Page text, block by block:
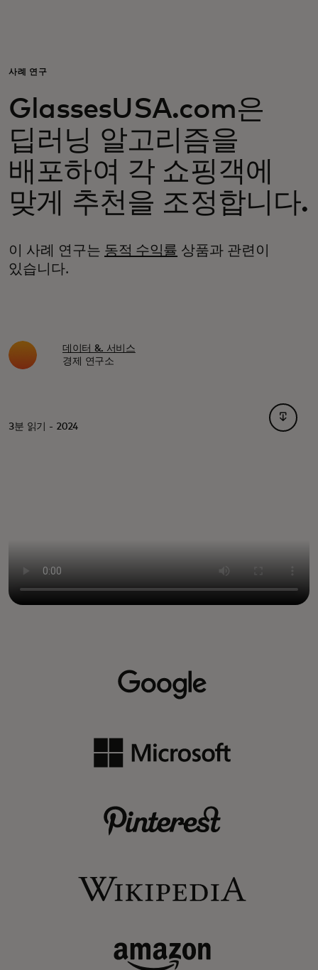
비즈니스 고객
모두를 위한 가치
이노베이터
뉴스 & 인사이트
사례 연구
GlassesUSA.com은
딥러닝 알고리즘을
배포하여 각 쇼핑객에
맞게 추천을 조정합니다.
이 사례 연구는 동적 수익률 상품과 관련이
있습니다.
데이터 &. 서비스
경제 연구소
3분 읽기 - 2024
새 탭에